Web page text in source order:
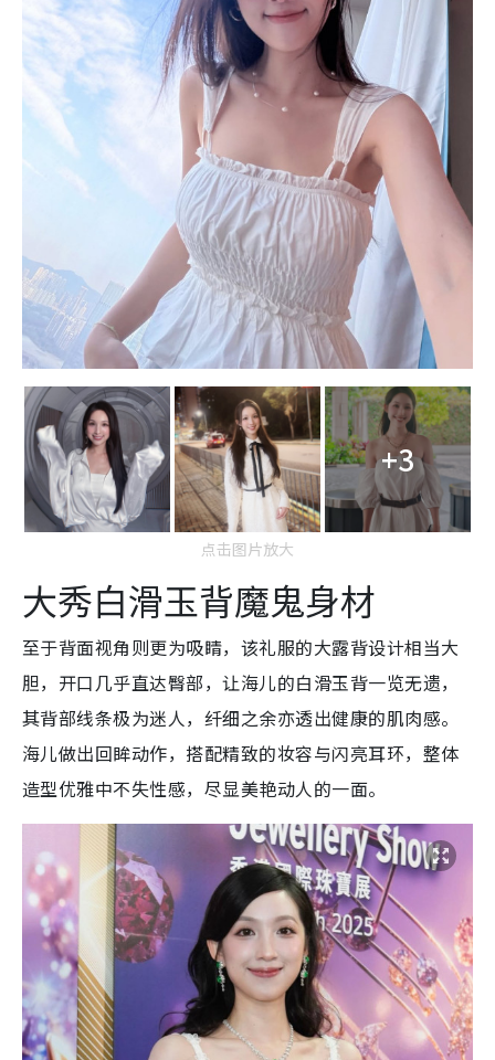
+3
点击图片放大
大秀白滑玉背魔鬼身材
至于背面视角则更为吸睛，该礼服的大露背设计相当大
胆，开口几乎直达臀部，让海儿的白滑玉背一览无遗，
其背部线条极为迷人，纤细之余亦透出健康的肌肉感。
海儿做出回眸动作，搭配精致的妆容与闪亮耳环，整体
造型优雅中不失性感，尽显美艳动人的一面。